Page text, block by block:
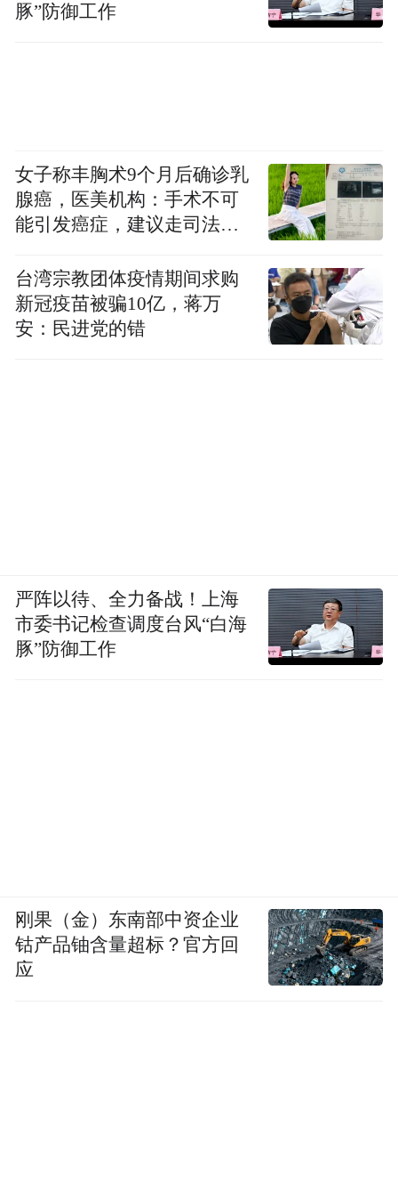
豚”防御工作
女子称丰胸术9个月后确诊乳
腺癌，医美机构：手术不可
能引发癌症，建议走司法途
台湾宗教团体疫情期间求购
新冠疫苗被骗10亿，蒋万
安：民进党的错
严阵以待、全力备战！上海
市委书记检查调度台风“白海
豚”防御工作
刚果（金）东南部中资企业
钴产品铀含量超标？官方回
应